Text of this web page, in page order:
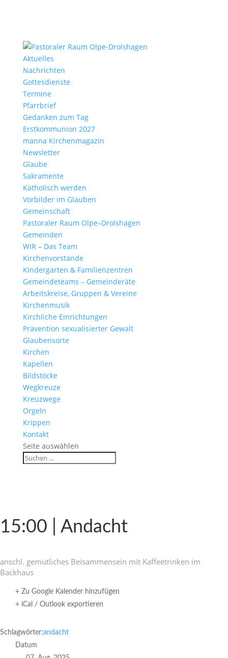
Aktu­elles
Nach­richten
Gottes­dienste
Termine
Pfarr­brief
Gedanken zum Tag
Erst­kom­mu­nion 2027
manna Kirchen­ma­gazin
News­letter
Glaube
Sakra­mente
Katho­lisch werden
Vorbilder im Glauben
Gemein­schaft
Pasto­raler Raum Olpe–Drolshagen
Gemeinden
WIR – Das Team
Kirchen­vor­stände
Kinder­gärten & Familienzentren
Gemein­de­teams – Gemeinderäte
Arbeits­kreise, Gruppen & Vereine
Kirchen­musik
Kirch­liche Einrichtungen
Präven­tion sexua­li­sierter Gewalt
Glau­ben­s­orte
Kirchen
Kapellen
Bild­stöcke
Wegkreuze
Kreuz­wege
Orgeln
Krippen
Kontakt
Seite auswählen
15:00 | Andacht
anschl. gemüt­li­ches Beisam­men­sein mit Kaffee­trinken im
Backhaus
+ Zu Google Kalender hinzufügen
+ iCal / Outlook exportieren
Schlagwörter:andacht
Datum